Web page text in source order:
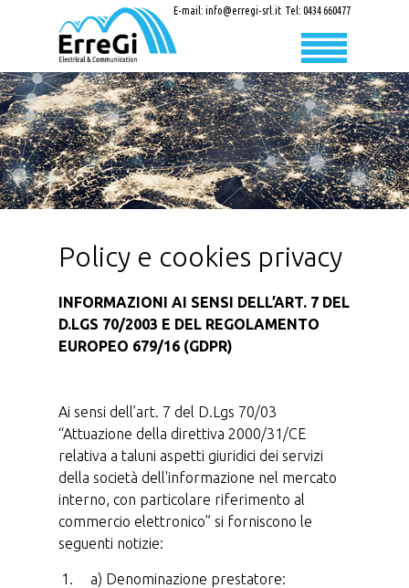
E-mail: info@erregi-srl.it Tel: 0434 660477
Policy e cookies privacy
INFORMAZIONI AI SENSI DELL’ART. 7 DEL
D.LGS 70/2003 E DEL REGOLAMENTO
EUROPEO 679/16 (GDPR)
Ai sensi dell’art. 7 del D.Lgs 70/03
“Attuazione della direttiva 2000/31/CE
relativa a taluni aspetti giuridici dei servizi
della società dell'informazione nel mercato
interno, con particolare riferimento al
commercio elettronico” si forniscono le
seguenti notizie:
a) Denominazione prestatore: